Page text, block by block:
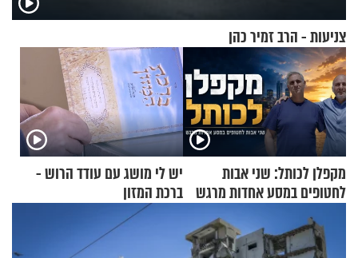
צניעות - הרב זמיר כהן
מקפלן לכותל: שני אבות
לחטופים במסע אחדות מרגש
יש לי מושג עם עודד הרוש -
ברכת המזון